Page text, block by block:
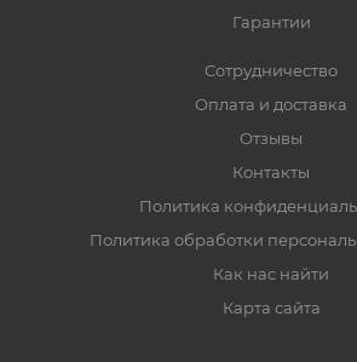
Гарантии
Сотрудничество
Оплата и доставка
Отзывы
Контакты
Политика
Политика обработки
Как нас найти
Карта сайта